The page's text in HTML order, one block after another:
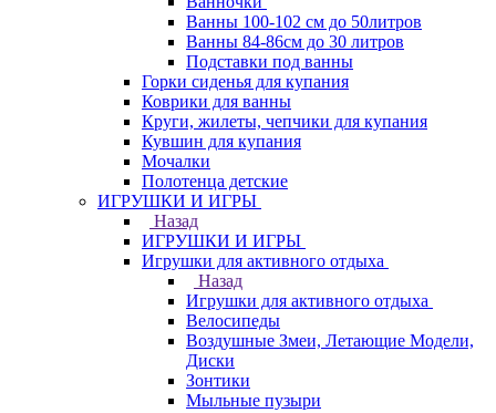
Ванны 100-102 см до 50литров
Ванны 84-86см до 30 литров
Подставки под ванны
Горки сиденья для купания
Коврики для ванны
Круги, жилеты, чепчики для купания
Кувшин для купания
Мочалки
Полотенца детские
ИГРУШКИ И ИГРЫ
Назад
ИГРУШКИ И ИГРЫ
Игрушки для активного отдыха
Назад
Игрушки для активного отдыха
Велосипеды
Воздушные Змеи, Летающие Модели,
Диски
Зонтики
Мыльные пузыри